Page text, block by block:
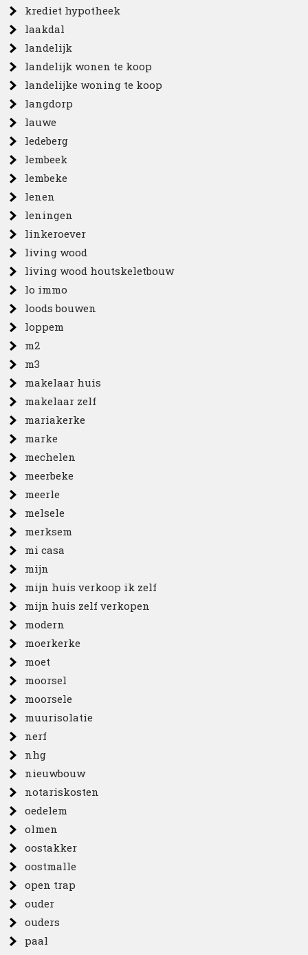
krediet hypotheek
laakdal
landelijk
landelijk wonen te koop
landelijke woning te koop
langdorp
lauwe
ledeberg
lembeek
lembeke
lenen
leningen
linkeroever
living wood
living wood houtskeletbouw
lo immo
loods bouwen
loppem
m2
m3
makelaar huis
makelaar zelf
mariakerke
marke
mechelen
meerbeke
meerle
melsele
merksem
mi casa
mijn
mijn huis verkoop ik zelf
mijn huis zelf verkopen
modern
moerkerke
moet
moorsel
moorsele
muurisolatie
nerf
nhg
nieuwbouw
notariskosten
oedelem
olmen
oostakker
oostmalle
open trap
ouder
ouders
paal